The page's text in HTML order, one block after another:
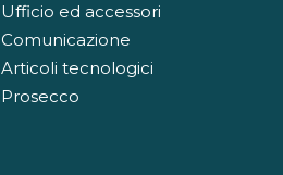
Ufficio ed accessori
Comunicazione
Articoli tecnologici
Prosecco